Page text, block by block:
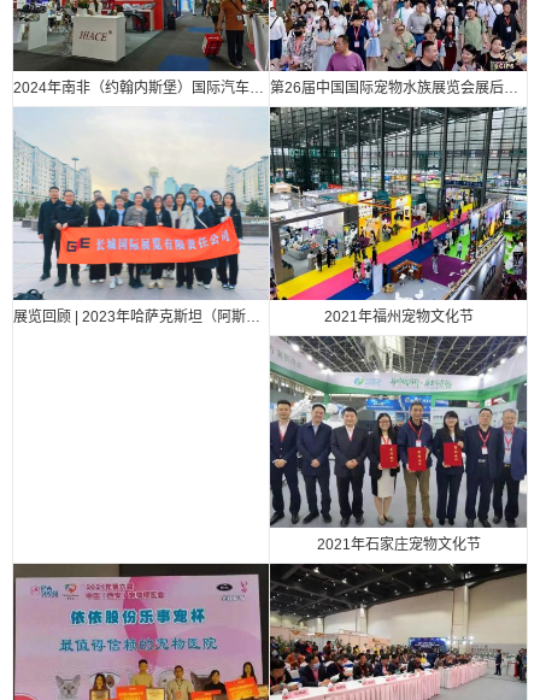
2024年南非（约翰内斯堡）国际汽车零部件、汽车技术及服务展览会 第26届中国国际宠物水族展览会展后报告
2021年福州宠物文化节
2021年石家庄宠物文化节